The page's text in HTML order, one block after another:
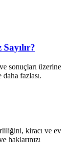
sonuçları üzerine
fazlası.
kiracı ve ev
haklarınızı